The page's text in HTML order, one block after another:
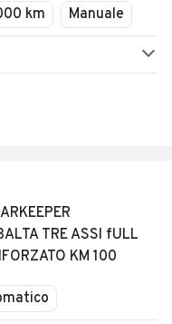
km Manuale
TRE ASSI fULL
KM 100